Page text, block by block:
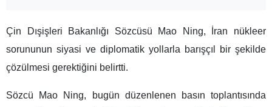
Çin Dışişleri Bakanlığı Sözcüsü Mao Ning, İran nükleer
sorununun siyasi ve diplomatik yollarla barışçıl bir şekilde
çözülmesi gerektiğini belirtti.
Sözcü Mao Ning, bugün düzenlenen basın toplantısında